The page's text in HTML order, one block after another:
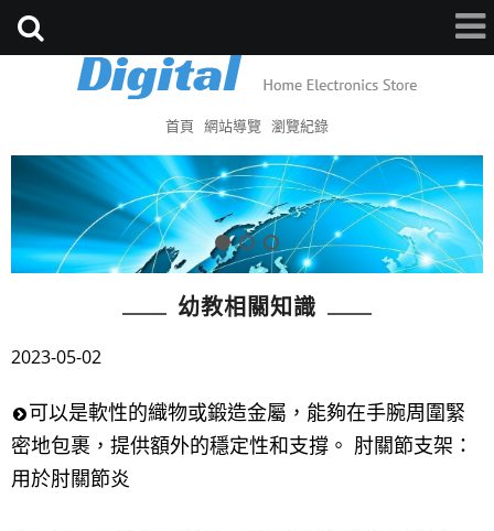
首頁 網站導覽 瀏覽紀錄
幼教相關知識
2023-05-02
可以是軟性的織物或鍛造金屬，能夠在手腕周圍緊
密地包裹，提供額外的穩定性和支撐。 肘關節支架：
用於肘關節炎